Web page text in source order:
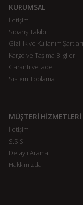
KURUMSAL
İletişim
Sipariş Takibi
Gizlilik ve Kullanım Şartları
Kargo ve Taşıma Bilgileri
Garanti ve İade
Sistem Toplama
MÜŞTERİ HİZMETLERİ
İletişim
S.S.S.
Detaylı Arama
Hakkımızda